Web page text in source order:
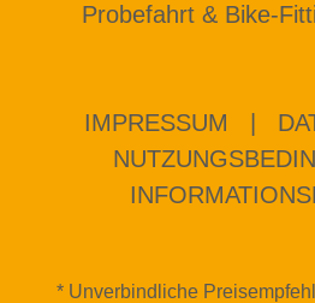
Probefahrt & Bike-
IMPRESSUM
* Unverbindliche